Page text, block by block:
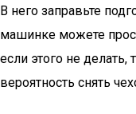
В него заправьте
машинке можете
если этого не делать,
вероятность снять